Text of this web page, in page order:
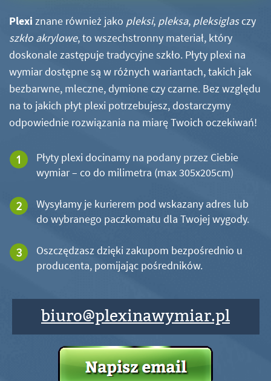
Plexi znane również jako pleksi, pleksa, pleksiglasczy
szkło akrylowe, to wszechstronny materiał, który
doskonale zastępuje tradycyjne szkło. Płyty plexi na
wymiar dostępne są w różnych wariantach, takich jak
bezbarwne, mleczne, dymione czy czarne. Bez względu
na to jakich płyt plexi potrzebujesz, dostarczymy
odpowiednie rozwiązania na miarę Twoich oczekiwań!
Płyty plexi docinamy na podany przez Ciebie
wymiar – co do milimetra (max 305x205cm)
Wysyłamy je kurierem pod wskazany adres lub
do wybranego paczkomatu dla Twojej wygody.
Oszczędzasz dzięki zakupom bezpośrednio u
producenta, pomijając pośredników.
biuro@plexinawymiar.pl